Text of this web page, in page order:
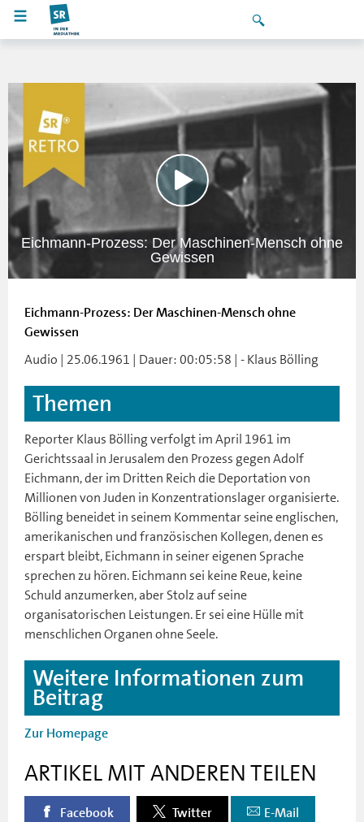
Eichmann-Prozess: Der Maschinen-Mensch ohne
Gewissen
Eichmann-Prozess: Der Maschinen-Mensch ohne
Gewissen
Audio | 25.06.1961 | Dauer: 00:05:58 | - Klaus Bölling
Themen
Reporter Klaus Bölling verfolgt im April 1961 im
Gerichtssaal in Jerusalem den Prozess gegen Adolf
Eichmann, der im Dritten Reich die Deportation von
Millionen von Juden in Konzentrationslager organisierte.
Bölling beneidet in seinem Kommentar seine englischen,
amerikanischen und französischen Kollegen, denen es
erspart bleibt, Eichmann in seiner eigenen Sprache
sprechen zu hören. Eichmann sei keine Reue, keine
Schuld anzumerken, aber Stolz auf seine
organisatorischen Leistungen. Er sei eine Hülle mit
menschlichen Organen ohne Seele.
Weitere Informationen zum
Beitrag
Zur Homepage
ARTIKEL MIT ANDEREN TEILEN
Facebook Twitter E-Mail